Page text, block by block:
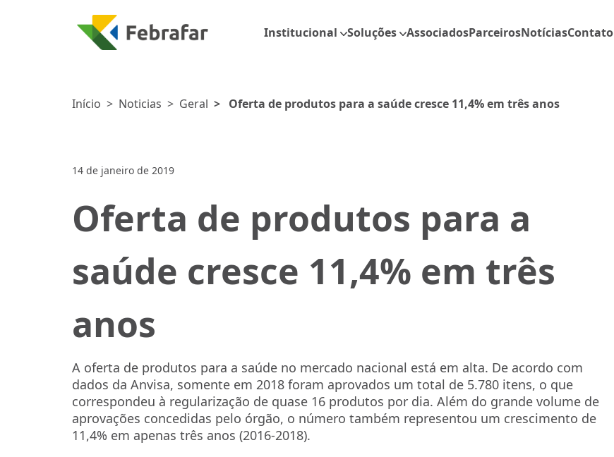
Institucional Soluções AssociadosParceirosNotíciasContato
Início > Noticias > Geral > Oferta de produtos para a saúde cresce 11,4% em três anos
14 de janeiro de 2019
Oferta de produtos para a
saúde cresce 11,4% em três
anos
A oferta de produtos para a saúde no mercado nacional está em alta. De acordo com
dados da Anvisa, somente em 2018 foram aprovados um total de 5.780 itens, o que
correspondeu à regularização de quase 16 produtos por dia. Além do grande volume de
aprovações concedidas pelo órgão, o número também representou um crescimento de
11,4% em apenas três anos (2016-2018).